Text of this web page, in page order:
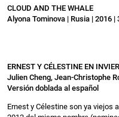
CLOUD AND THE WHALE
Alyona Tominova | Rusia | 2016 |
ERNEST Y CÉLESTINE EN
Julien Cheng, Jean-Christophe
Versión doblada al español
Ernest y Célestine son ya viejos